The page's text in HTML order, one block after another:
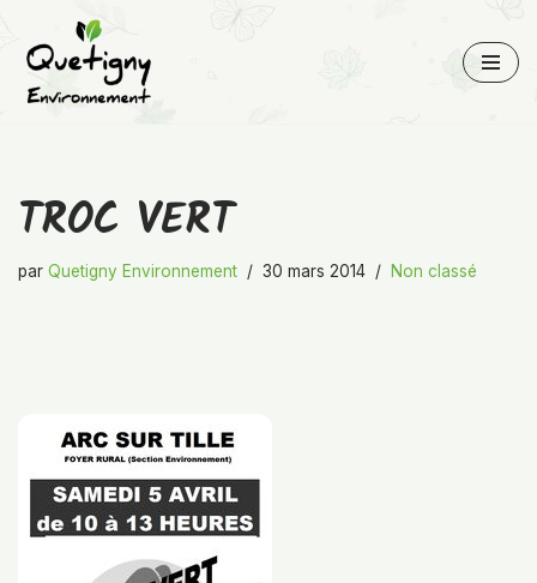
Aller
au
TROC VERT
par Quetigny Environnement 30 mars 2014 Non classé